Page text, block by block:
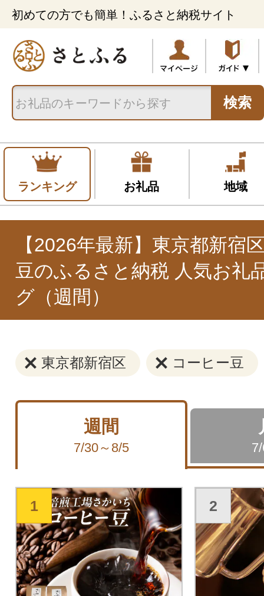
初めての方でも簡単！ふるさと納税サイト
検索
ランキング お礼品 地域
【2026年最新】東京都新宿
豆のふるさと納税 人気お礼
グ（週間）
東京都新宿区 コーヒー豆
週間
7/30～8/5
1 2